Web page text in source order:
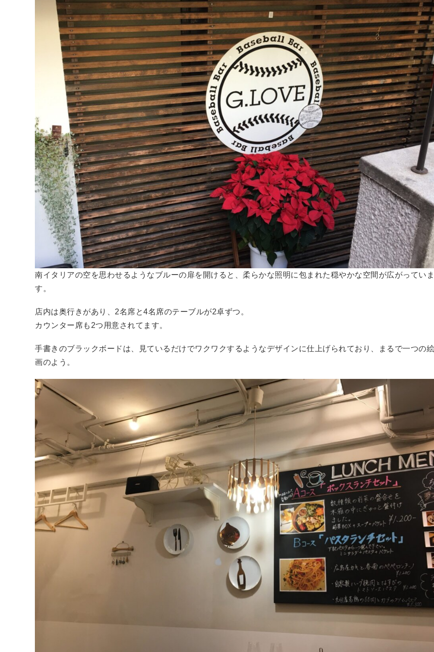
南イタリアの空を思わせるようなブルーの扉を開けると、柔らかな照明に包まれた穏やかな空間が広がっていま
す。
店内は奥行きがあり、2名席と4名席のテーブルが2卓ずつ。
カウンター席も2つ用意されてます。
手書きのブラックボードは、見ているだけでワクワクするようなデザインに仕上げられており、まるで一つの絵
画のよう。